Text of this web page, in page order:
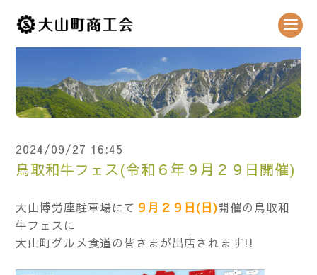
2024/09/27 16:45
鳥取和牛フェス(令和６年９月２９日開催)
大山博労座駐車場にて ９月２９日(日)開催の鳥取和
牛フェスに
大山町グルメ食道の皆さまが出店されます!!